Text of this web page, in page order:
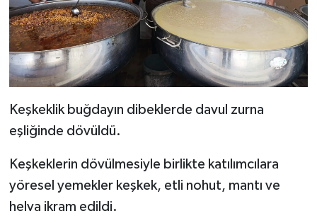
Keşkeklik buğdayın dibeklerde davul zurna
eşliğinde dövüldü.
Keşkeklerin dövülmesiyle birlikte katılımcılara
yöresel yemekler keşkek, etli nohut, mantı ve
helva ikram edildi.